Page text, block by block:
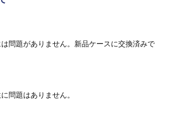
問題がありません。新品ケースに交換済みで
問題はありません。